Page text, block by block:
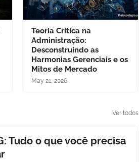
Teoria Crítica na
Administração:
Desconstruindo as
Harmonias Gerenciais e os
Mitos de Mercado
May 21, 2026
Ver todos
Tudo o que você precisa